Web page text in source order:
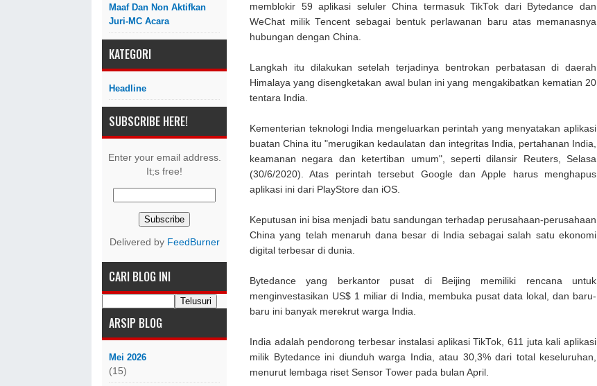
Maaf Dan Non Aktifkan
Juri-MC Acara
KATEGORI
Headline
SUBSCRIBE HERE!
Enter your email address.
It;s free!
Delivered by FeedBurner
CARI BLOG INI
ARSIP BLOG
Mei 2026
(15)
memblokir 59 aplikasi seluler China termasuk TikTok dari Bytedance dan
WeChat milik Tencent sebagai bentuk perlawanan baru atas memanasnya
hubungan dengan China.
Langkah itu dilakukan setelah terjadinya bentrokan perbatasan di daerah
Himalaya yang disengketakan awal bulan ini yang mengakibatkan kematian 20
tentara India.
Kementerian teknologi India mengeluarkan perintah yang menyatakan aplikasi
buatan China itu "merugikan kedaulatan dan integritas India, pertahanan India,
keamanan negara dan ketertiban umum", seperti dilansir Reuters, Selasa
(30/6/2020). Atas perintah tersebut Google dan Apple harus menghapus
aplikasi ini dari PlayStore dan iOS.
Keputusan ini bisa menjadi batu sandungan terhadap perusahaan-perusahaan
China yang telah menaruh dana besar di India sebagai salah satu ekonomi
digital terbesar di dunia.
Bytedance yang berkantor pusat di Beijing memiliki rencana untuk
menginvestasikan US$ 1 miliar di India, membuka pusat data lokal, dan baru-
baru ini banyak merekrut warga India.
India adalah pendorong terbesar instalasi aplikasi TikTok, 611 juta kali aplikasi
milik Bytedance ini diunduh warga India, atau 30,3% dari total keseluruhan,
menurut lembaga riset Sensor Tower pada bulan April.